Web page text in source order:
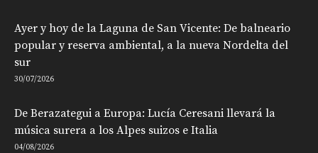
Ayer y hoy de la Laguna de San Vicente: De balneario
popular y reserva ambiental, a la nueva Nordelta del
sur
30/07/2026
De Berazategui a Europa: Lucía Ceresani llevará la
música surera a los Alpes suizos e Italia
04/08/2026